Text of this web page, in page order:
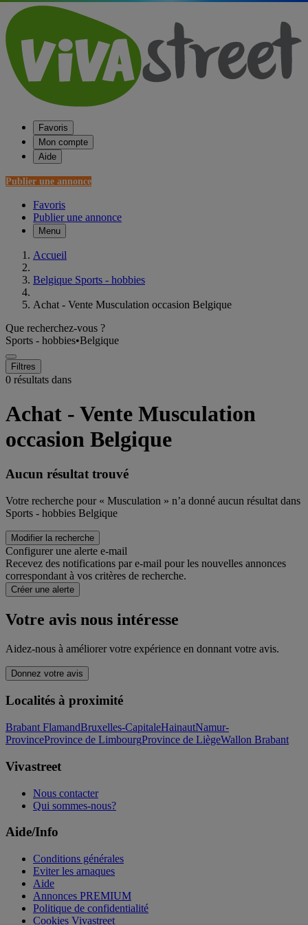
Favoris
Mon compte
Aide
Publier une annonce
Favoris
Publier une annonce
Menu
Accueil
Belgique Sports - hobbies
Achat - Vente Musculation occasion Belgique
Que recherchez-vous ?
Sports - hobbies•Belgique
Filtres
0 résultats dans
Achat - Vente Musculation
occasion Belgique
Aucun résultat trouvé
Votre recherche pour « Musculation » n’a donné aucun résultat dans
Sports - hobbies Belgique
Modifier la recherche
Configurer une alerte e-mail
Recevez des notifications par e-mail pour les nouvelles annonces
correspondant à vos critères de recherche.
Créer une alerte
Votre avis nous intéresse
Aidez-nous à améliorer votre expérience en donnant votre avis.
Donnez votre avis
Localités à proximité
Brabant FlamandBruxelles-CapitaleHainautNamur-
ProvinceProvince de LimbourgProvince de LiègeWallon Brabant
Vivastreet
Nous contacter
Qui sommes-nous?
Aide/Info
Conditions générales
Eviter les arnaques
Aide
Annonces PREMIUM
Politique de confidentialité
Cookies Vivastreet